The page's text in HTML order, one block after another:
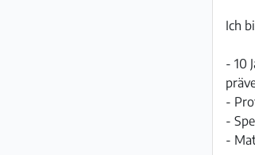
Ich
- 10
-
-
-